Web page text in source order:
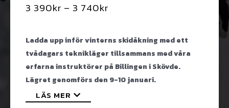
3 390kr – 3 740kr
Ladda upp inför vinterns skidåkning med ett
tvådagars teknikläger tillsammans med våra
erfarna instruktörer på Billingen i Skövde.
Lägret genomförs den 9-10 januari.
LÄS MER